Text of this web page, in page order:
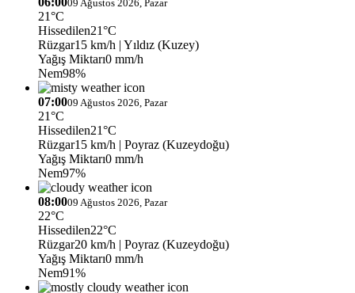
09 Ağustos 2026, Pazar
21°C
Hissedilen21°C
Rüzgar15 km/h | Yıldız (Kuzey)
Yağış Miktarı0 mm/h
Nem98%
07:0009 Ağustos 2026, Pazar
21°C
Hissedilen21°C
Rüzgar15 km/h | Poyraz (Kuzeydoğu)
Yağış Miktarı0 mm/h
Nem97%
08:0009 Ağustos 2026, Pazar
22°C
Hissedilen22°C
Rüzgar20 km/h | Poyraz (Kuzeydoğu)
Yağış Miktarı0 mm/h
Nem91%